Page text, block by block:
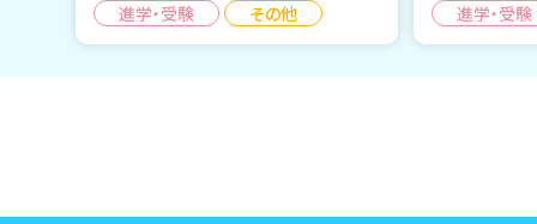
進学・受験
その他
進学・受験